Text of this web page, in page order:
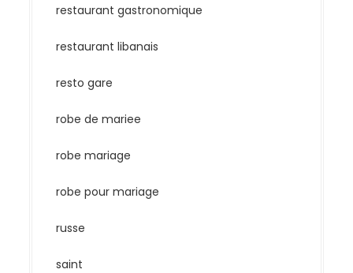
restaurant gastronomique
restaurant libanais
resto gare
robe de mariee
robe mariage
robe pour mariage
russe
saint